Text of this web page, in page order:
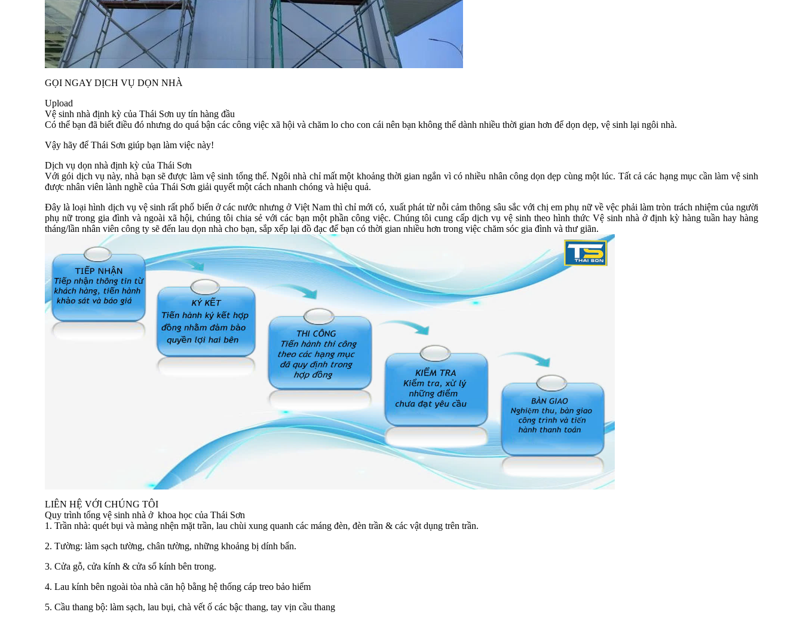
GỌI NGAY DỊCH VỤ DỌN NHÀ
Upload
Vệ sinh nhà định kỳ của Thái Sơn uy tín hàng đầu
Có thể bạn đã biết điều đó nhưng do quá bận các công việc xã hội và chăm lo cho con cái nên bạn không thể dành nhiều thời gian hơn để dọn dẹp, vệ sinh lại ngôi nhà.
Vậy hãy để Thái Sơn giúp bạn làm việc này!
Dịch vụ dọn nhà định kỳ của Thái Sơn
Với gói dịch vụ này, nhà bạn sẽ được làm vệ sinh tổng thể. Ngôi nhà chỉ mất một khoảng thời gian ngắn vì có nhiều nhân công dọn dẹp cùng một lúc. Tất cả các hạng mục cần làm vệ sinh
được nhân viên lành nghề của Thái Sơn giải quyết một cách nhanh chóng và hiệu quả.
Đây là loại hình dịch vụ vệ sinh rất phổ biến ở các nước nhưng ở Việt Nam thì chỉ mới có, xuất phát từ nỗi cảm thông sâu sắc với chị em phụ nữ về vệc phải làm tròn trách nhiệm của người
phụ nữ trong gia đình và ngoài xã hội, chúng tôi chia sẻ với các bạn một phần công việc. Chúng tôi cung cấp dịch vụ vệ sinh theo hình thức Vệ sinh nhà ở định kỳ hàng tuần hay hàng
tháng/lần nhân viên công ty sẽ đến lau dọn nhà cho bạn, sắp xếp lại đồ đạc để bạn có thời gian nhiều hơn trong việc chăm sóc gia đình và thư giãn.
LIÊN HỆ VỚI CHÚNG TÔI
Quy trình tổng vệ sinh nhà ở khoa học của Thái Sơn
1. Trần nhà: quét bụi và màng nhện mặt trần, lau chùi xung quanh các máng đèn, đèn trần & các vật dụng trên trần.
2. Tường: làm sạch tường, chân tường, những khoảng bị dính bẩn.
3. Cửa gỗ, cửa kính & cửa sổ kính bên trong.
4. Lau kính bên ngoài tòa nhà căn hộ bằng hệ thống cáp treo bảo hiểm
5. Cầu thang bộ: làm sạch, lau bụi, chà vết ố các bậc thang, tay vịn cầu thang